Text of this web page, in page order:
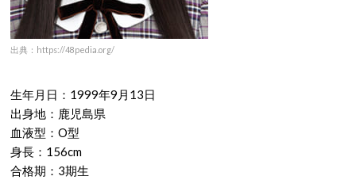
出典：https://48pedia.org/
生年月日：1999年9月13日
出身地：鹿児島県
血液型：O型
身長：156cm
合格期：3期生